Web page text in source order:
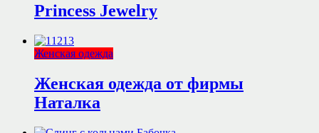
Princess Jewelry
Женская одежда
Женская одежда от фирмы
Наталка